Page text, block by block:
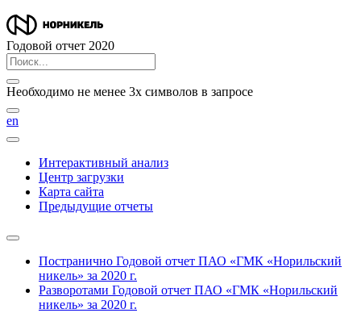
Годовой отчет 2020
Необходимо не менее 3х символов в запросе
en
Интерактивный анализ
Центр загрузки
Карта сайта
Предыдущие отчеты
Постранично Годовой отчет ПАО «ГМК «Норильский
никель» за 2020 г.
Разворотами Годовой отчет ПАО «ГМК «Норильский
никель» за 2020 г.